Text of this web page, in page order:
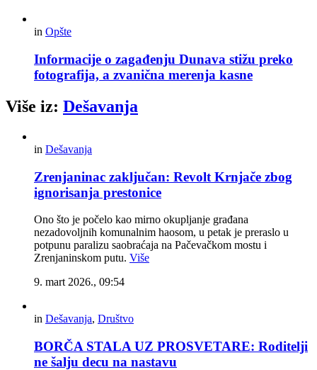
in Opšte
Informacije o zagađenju Dunava stižu preko
fotografija, a zvanična merenja kasne
Više iz: Dešavanja
in Dešavanja
Zrenjaninac zaključan: Revolt Krnjače zbog
ignorisanja prestonice
Ono što je počelo kao mirno okupljanje građana
nezadovoljnih komunalnim haosom, u petak je preraslo u
potpunu paralizu saobraćaja na Pačevačkom mostu i
Zrenjaninskom putu. Više
9. mart 2026., 09:54
in Dešavanja, Društvo
BORČA STALA UZ PROSVETARE: Roditelji
ne šalju decu na nastavu